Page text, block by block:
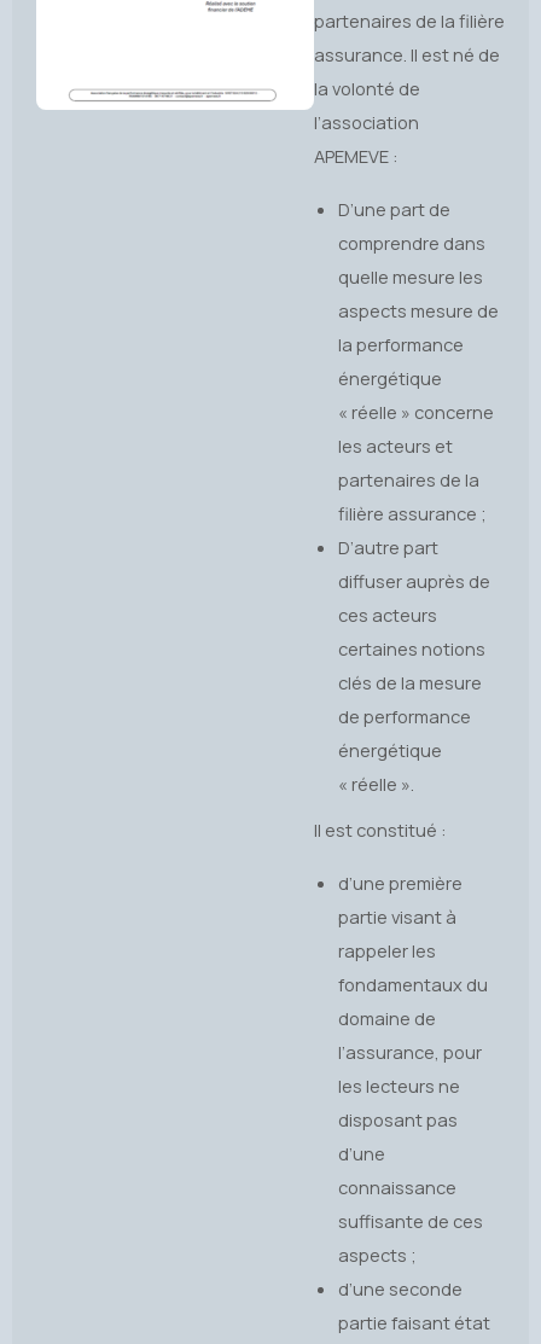
partenaires de la filière
assurance. Il est né de
la volonté de
l’association
APEMEVE :
D’une part de
comprendre dans
quelle mesure les
aspects mesure de
la performance
énergétique
« réelle » concerne
les acteurs et
partenaires de la
filière assurance ;
D’autre part
diffuser auprès de
ces acteurs
certaines notions
clés de la mesure
de performance
énergétique
« réelle ».
Il est constitué :
d’une première
partie visant à
rappeler les
fondamentaux du
domaine de
l’assurance, pour
les lecteurs ne
disposant pas
d’une
connaissance
suffisante de ces
aspects ;
d’une seconde
partie faisant état